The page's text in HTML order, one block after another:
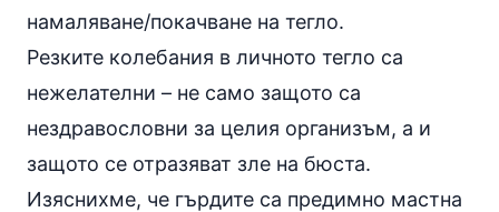
намаляване/покачване на тегло.
Резките колебания в личното тегло са
нежелателни – не само защото са
нездравословни за целия организъм, а и
защото се отразяват зле на бюста.
Изяснихме, че гърдите са предимно мастна